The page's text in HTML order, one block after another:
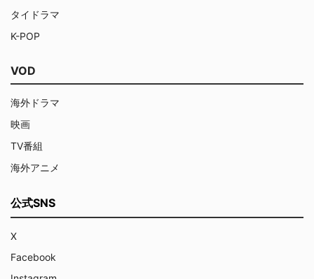
タイドラマ
K-POP
VOD
海外ドラマ
映画
TV番組
海外アニメ
公式SNS
X
Facebook